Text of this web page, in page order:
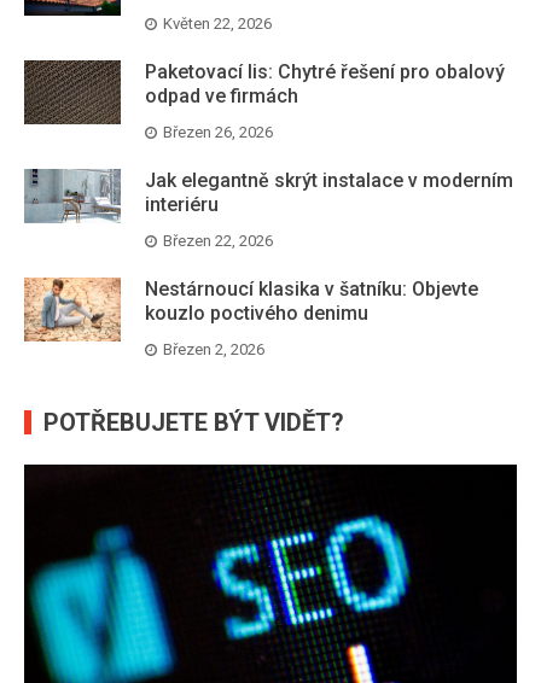
Květen 22, 2026
Paketovací lis: Chytré řešení pro obalový
odpad ve firmách
Březen 26, 2026
Jak elegantně skrýt instalace v moderním
interiéru
Březen 22, 2026
Nestárnoucí klasika v šatníku: Objevte
kouzlo poctivého denimu
Březen 2, 2026
POTŘEBUJETE BÝT VIDĚT?